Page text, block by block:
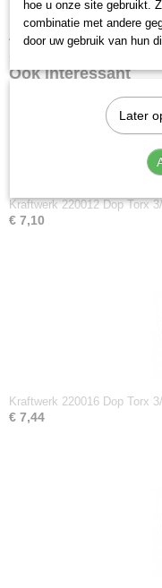
Maat: E10
Aandrijfgrootte: 3/8 inch
Ook interessant
Kraftwerk 220012 Dop Torx
€ 7,10
Kraftwerk 220016 Dop Torx
€ 7,44
hoe u onze site gebruikt.
combinatie met andere
door uw gebruik van hun
Later